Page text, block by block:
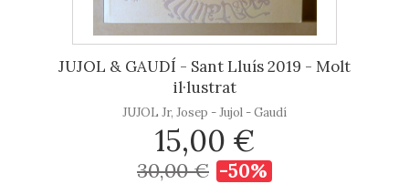
JUJOL & GAUDÍ - Sant Lluís 2019 - Molt
il·lustrat
JUJOL Jr, Josep - Jujol - Gaudí
15,00 €
30,00 € -50%